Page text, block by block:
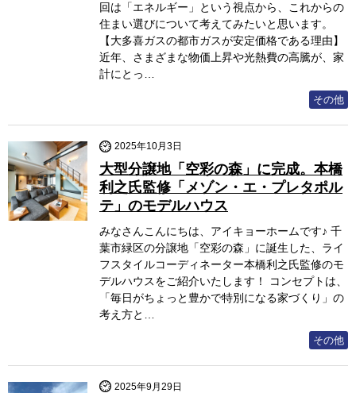
回は「エネルギー」という視点から、これからの
住まい選びについて考えてみたいと思います。
【大多喜ガスの都市ガスが安定価格である理由】
近年、さまざまな物価上昇や光熱費の高騰が、家
計にとっ…
その他
2025年10月3日
大型分譲地「空彩の森」に完成。本橋
利之氏監修「メゾン・エ・プレタポル
テ」のモデルハウス
みなさんこんにちは、アイキョーホームです♪ 千
葉市緑区の分譲地「空彩の森」に誕生した、ライ
フスタイルコーディネーター本橋利之氏監修のモ
デルハウスをご紹介いたします！ コンセプトは、
「毎日がちょっと豊かで特別になる家づくり」の
考え方と…
その他
2025年9月29日